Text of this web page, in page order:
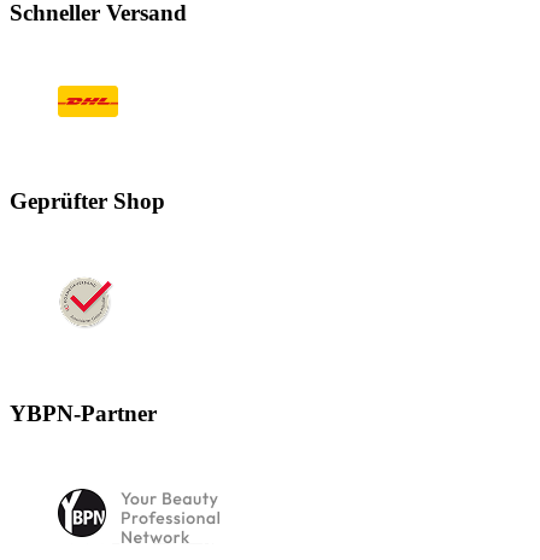
Schneller Versand
Geprüfter Shop
YBPN-Partner